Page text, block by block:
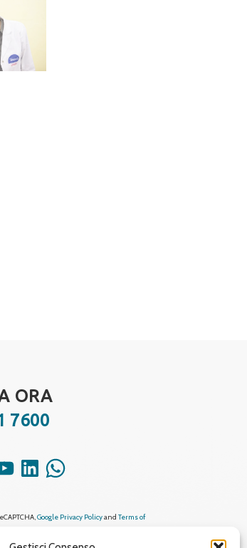
ORA
7600
LinkedInWhatsApp
Google Privacy PolicyandTerms of